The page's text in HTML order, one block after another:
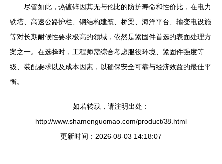
尽管如此，热镀锌因其无与伦比的防护寿命和性价比，在电力
铁塔、高速公路护栏、钢结构建筑、桥梁、海洋平台、输变电设施
等对长期耐候性要求极高的领域，依然是紧固件首选的表面处理方
案之一。在选择时，工程师需综合考虑服役环境、紧固件强度等
级、装配要求以及成本因素，以确保安全可靠与经济效益的最佳平
衡。
如若转载，请注明出处：
http://www.shamenguomao.com/product/38.html
更新时间：2026-08-03 14:18:07